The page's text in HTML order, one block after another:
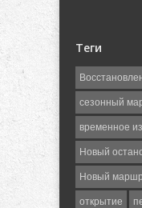
Теги
сезонный
временное
Новый
Новый
открытие